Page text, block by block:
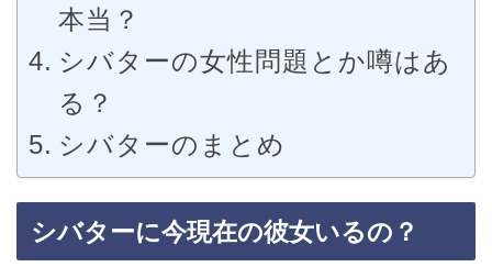
本当？
シバターの女性問題とか噂はあ
る？
シバターのまとめ
シバターに今現在の彼女いるの？